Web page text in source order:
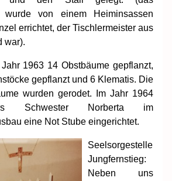
wurde von einem Heiminsassen
errichtet, der Tischlermeister aus
war).
1963 14 Obstbäume gepflanzt,
gepflanzt und 6 Klematis. Die
wurden gerodet. Im Jahr 1964
Schwester Norberta im
eine Not Stube eingerichtet.
Seelsorgestelle
Jungfernstieg:
Neben uns